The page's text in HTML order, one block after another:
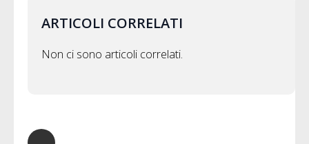
ARTICOLI CORRELATI
Non ci sono articoli correlati.